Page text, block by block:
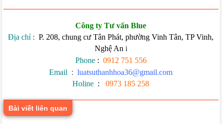
Công ty Tư vấn Blue
Địa chỉ : P. 208, chung cư Tân Phát, phường Vinh Tân, TP Vinh,
Nghệ An i
Phone: 0912 751 556
Email : luatsuthanhhoa36@gmail.com
Holine : 0973 185 258
Bài viết liên quan